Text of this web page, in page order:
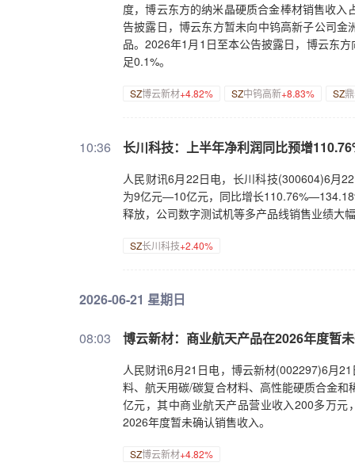
度，博云东方的纳米晶硬质合金棒材销售收
告披露日，博云东方暂未向中钨高新子公司
品。2026年1月1日至本公告披露日，博云东
足0.1%。
SZ博云新材+4.82% SZ中钨高新+8.83% SZ
10:36 长川科技：上半年净利润同比预增
人民财讯6月22日电，长川科技(300604)6月
为9亿元—10亿元，同比增长
释放，公司数字测试机等多产品线销售业绩大
SZ长川科技+2.40%
2026-06-21 星期日
08:03 博云新材：商业航天产品在2026年度暂
人民财讯6月21日电，博云新材(002297)6月
料、航天用碳/碳复合材料、高性能硬质合金
亿元，其中商业航天产品营业收入200多万
2026年度暂未确认销售收入。
SZ博云新材+4.82%